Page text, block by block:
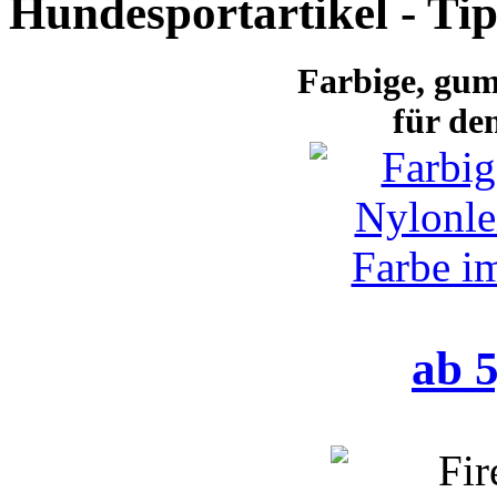
Hundesportartikel - Tip
Farbige,
für
ab